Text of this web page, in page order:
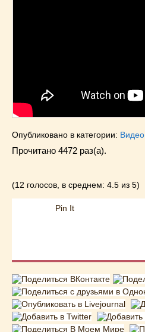
Опубликовано в категории: Видео
Прочитано 4472 раз(a).
(12 голосов, в среднем: 4.5 из 5)
Pin It